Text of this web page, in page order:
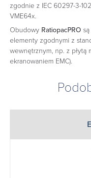
zgodnie z IEC 60297-3-102
VME64x.
Obudowy RatiopacPRO
elementy zgodnymi z
wewnętrznym, np. z płytą
ekranowaniem EMC).